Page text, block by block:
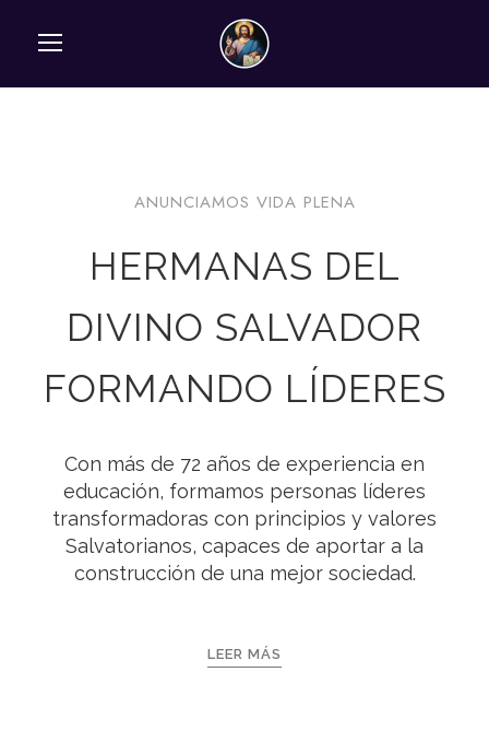
ANUNCIAMOS VIDA PLENA
HERMANAS DEL
DIVINO SALVADOR
FORMANDO LÍDERES
Con más de 72 años de experiencia en
educación, formamos personas líderes
transformadoras con principios y valores
Salvatorianos, capaces de aportar a la
construcción de una mejor sociedad.
LEER MÁS